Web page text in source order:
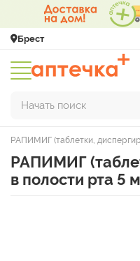
Брест
Начать поиск
РАПИМИГ (таблетки,
РАПИМИГ
в полости рта 5